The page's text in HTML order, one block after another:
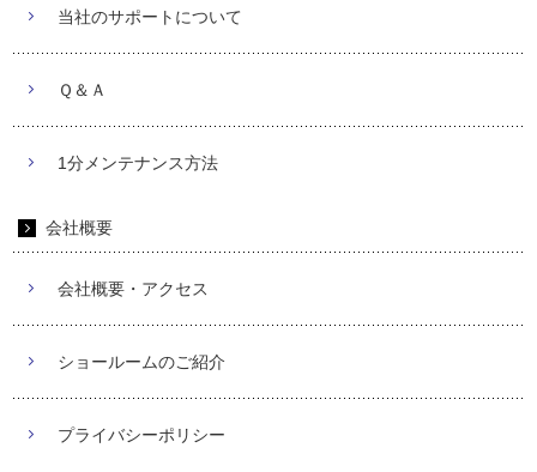
当社のサポートについて
Ｑ＆Ａ
1分メンテナンス方法
会社概要
会社概要・アクセス
ショールームのご紹介
プライバシーポリシー